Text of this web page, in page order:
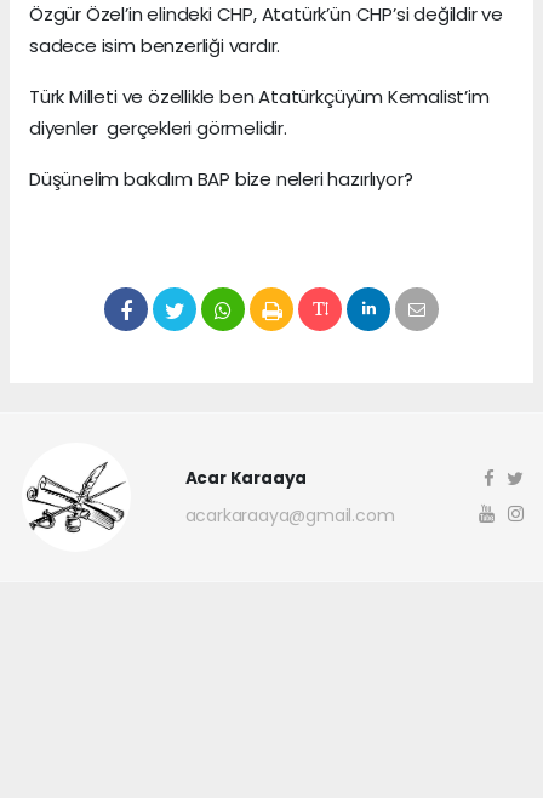
Özgür Özel’in elindeki CHP, Atatürk’ün CHP’si değildir ve
sadece isim benzerliği vardır.
Türk Milleti ve özellikle ben Atatürkçüyüm Kemalist’im
diyenler gerçekleri görmelidir.
Düşünelim bakalım BAP bize neleri hazırlıyor?
Acar Karaaya
acarkaraaya@gmail.com